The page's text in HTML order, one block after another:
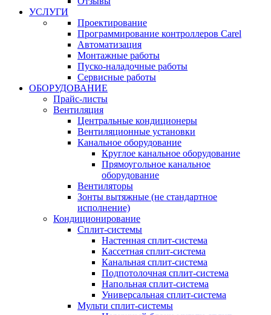
УСЛУГИ
Проектирование
Программирование контроллеров Carel
Автоматизация
Монтажные работы
Пуско-наладочные работы
Сервисные работы
ОБОРУДОВАНИЕ
Прайс-листы
Вентиляция
Центральные кондиционеры
Вентиляционные установки
Канальное оборудование
Круглое канальное оборудование
Прямоугольное канальное
оборудование
Вентиляторы
Зонты вытяжные (не стандартное
исполнение)
Кондиционирование
Сплит-системы
Настенная сплит-система
Кассетная сплит-система
Канальная сплит-система
Подпотолочная сплит-система
Напольная сплит-система
Универсальная сплит-система
Мульти сплит-системы